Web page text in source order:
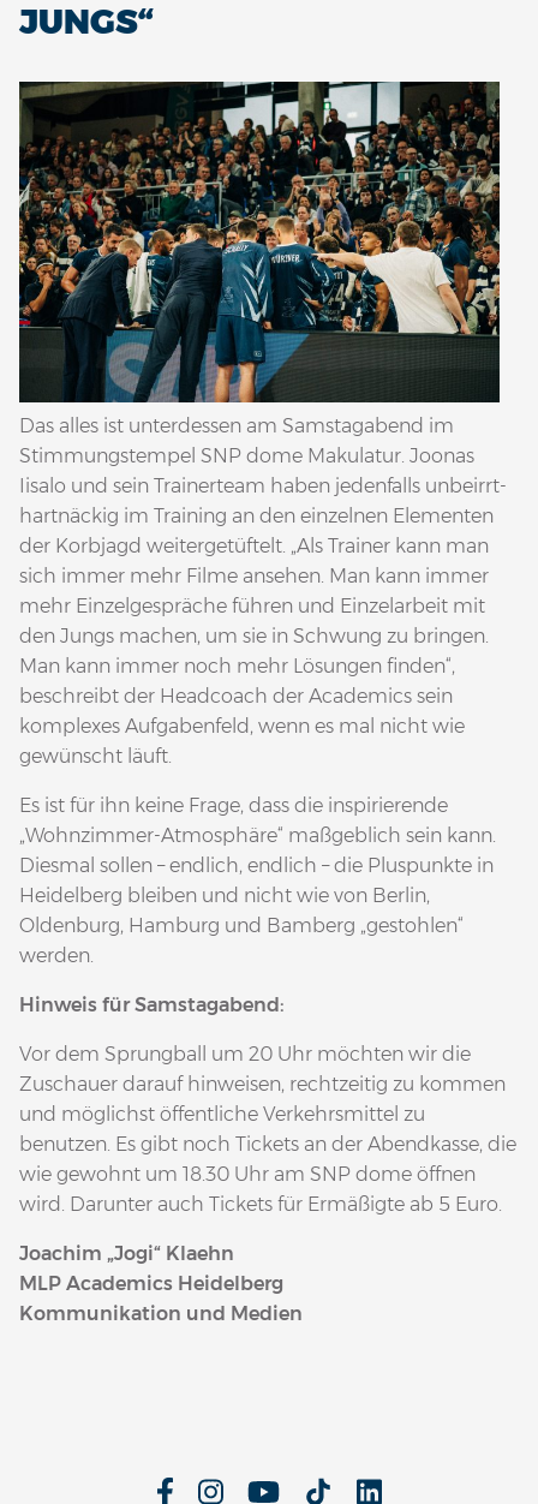
JUNGS“
Das alles ist unterdessen am Samstagabend im
Stimmungstempel SNP dome Makulatur. Joonas
Iisalo und sein Trainerteam haben jedenfalls unbeirrt-
hartnäckig im Training an den einzelnen Elementen
der Korbjagd weitergetüftelt. „Als Trainer kann man
sich immer mehr Filme ansehen. Man kann immer
mehr Einzelgespräche führen und Einzelarbeit mit
den Jungs machen, um sie in Schwung zu bringen.
Man kann immer noch mehr Lösungen finden“,
beschreibt der Headcoach der Academics sein
komplexes Aufgabenfeld, wenn es mal nicht wie
gewünscht läuft.
Es ist für ihn keine Frage, dass die inspirierende
„Wohnzimmer-Atmosphäre“ maßgeblich sein kann.
Diesmal sollen – endlich, endlich – die Pluspunkte in
Heidelberg bleiben und nicht wie von Berlin,
Oldenburg, Hamburg und Bamberg „gestohlen“
werden.
Hinweis für Samstagabend:
Vor dem Sprungball um 20 Uhr möchten wir die
Zuschauer darauf hinweisen, rechtzeitig zu kommen
und möglichst öffentliche Verkehrsmittel zu
benutzen. Es gibt noch Tickets an der Abendkasse, die
wie gewohnt um 18.30 Uhr am SNP dome öffnen
wird. Darunter auch Tickets für Ermäßigte ab 5 Euro.
Joachim „Jogi“ Klaehn
MLP Academics Heidelberg
Kommunikation und Medien